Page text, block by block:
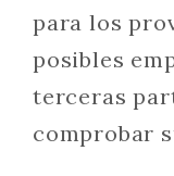
para los
posibles
terceras
comprobar